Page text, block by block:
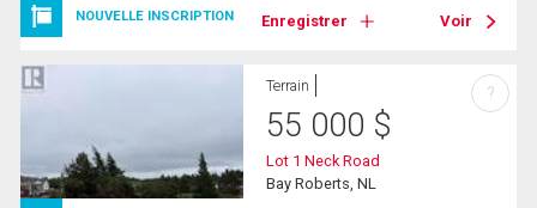
NOUVELLE INSCRIPTION Enregistrer Voir
Terrain
55 000 $
Lot 1 Neck Road
Bay Roberts, NL
?